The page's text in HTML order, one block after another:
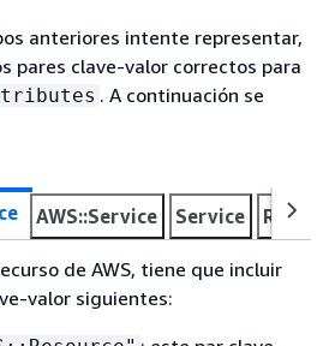
anteriores intente representar,
pares clave-valor correctos para
. A continuación se
AWS::Service Service
de AWS, tiene que incluir
valor siguientes: